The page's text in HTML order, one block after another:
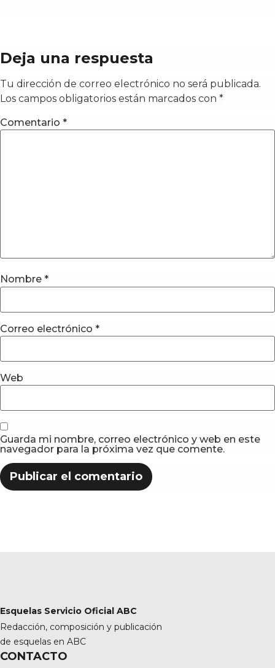
Deja una respuesta
Tu dirección de correo electrónico no será publicada.
Los campos obligatorios están marcados con *
Comentario *
Nombre *
Correo electrónico *
Web
Guarda mi nombre, correo electrónico y web en este
navegador para la próxima vez que comente.
Esquelas Servicio Oficial ABC
Redacción, composición y publicación
de esquelas en ABC
CONTACTO